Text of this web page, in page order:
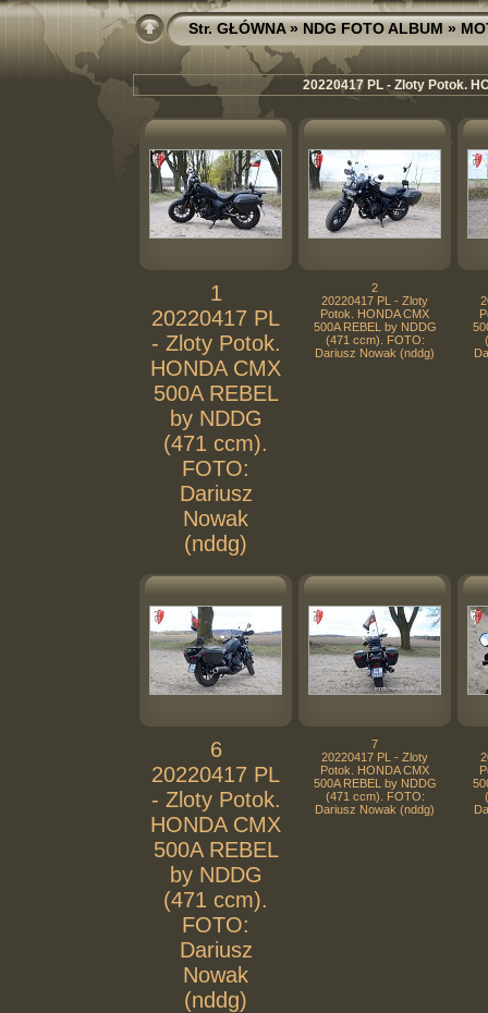
Str. GŁÓWNA»NDG FOTO ALBUM»
20220417 PL - Zloty Potok.
1
20220417 PL
- Zloty Potok.
HONDA CMX
500A REBEL
by NDDG
(471 ccm).
FOTO:
Dariusz
Nowak
(nddg)
2
20220417 PL - Zloty
Potok. HONDA CMX
500A REBEL by NDDG
(471 ccm). FOTO:
Dariusz Nowak (nddg)
6
20220417 PL
- Zloty Potok.
HONDA CMX
500A REBEL
by NDDG
(471 ccm).
FOTO:
Dariusz
Nowak
(nddg)
7
20220417 PL - Zloty
Potok. HONDA CMX
500A REBEL by NDDG
(471 ccm). FOTO:
Dariusz Nowak (nddg)